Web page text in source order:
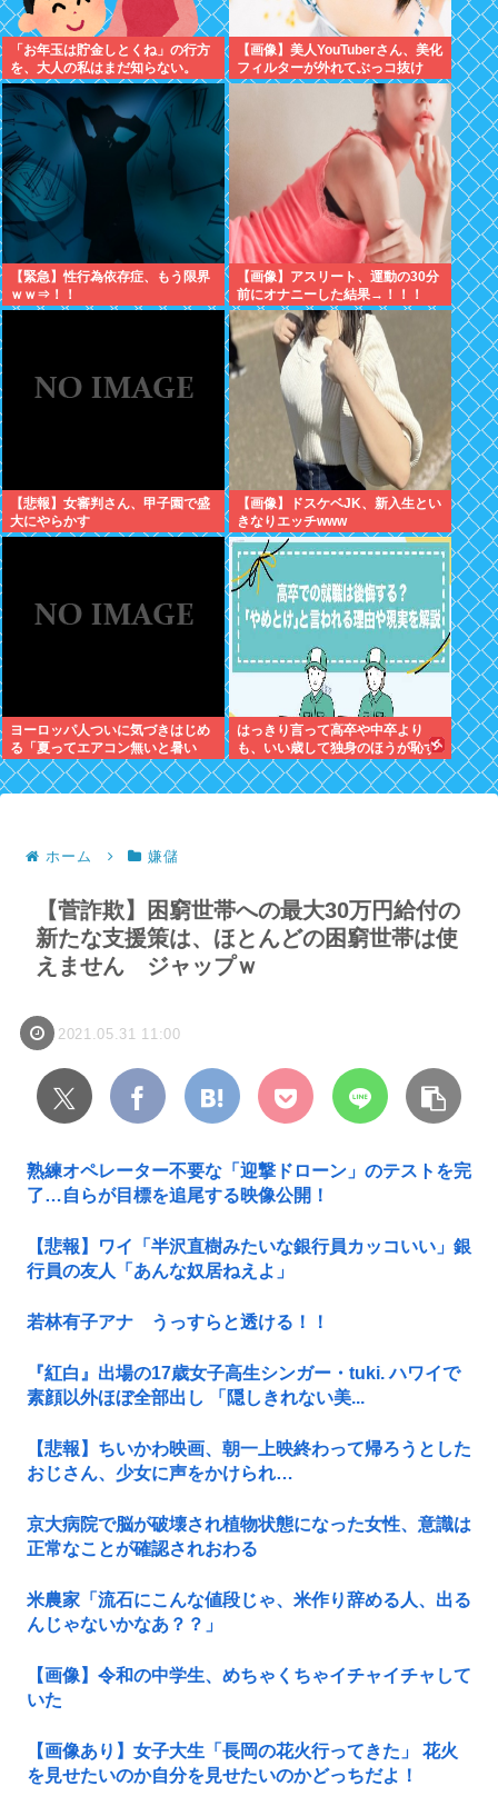
「お年玉は貯金しとくね」の行方
を、大人の私はまだ知らない。
【画像】美人YouTuberさん、美化
フィルターが外れてぶっコ抜け
www
【緊急】性行為依存症、もう限界
ｗｗ⇒！！
【画像】アスリート、運動の30分
前にオナニーした結果→！！！
【悲報】女審判さん、甲子園で盛
大にやらかす
【画像】ドスケベJK、新入生とい
きなりエッチwww
ヨーロッパ人ついに気づきはじめ
る「夏ってエアコン無いと暑い
わ」
はっきり言って高卒や中卒より
も、いい歳して独身のほうが恥ず
かしいよな
ホーム 嫌儲
【菅詐欺】困窮世帯への最大30万円給付の
新たな支援策は、ほとんどの困窮世帯は使
えません ジャップｗ
2021.05.31 11:00
熟練オペレーター不要な「迎撃ドローン」のテストを完
了…自らが目標を追尾する映像公開！
【悲報】ワイ「半沢直樹みたいな銀行員カッコいい」銀
行員の友人「あんな奴居ねえよ」
若林有子アナ うっすらと透ける！！
『紅白』出場の17歳女子高生シンガー・tuki. ハワイで
素顔以外ほぼ全部出し 「隠しきれない美...
【悲報】ちいかわ映画、朝一上映終わって帰ろうとした
おじさん、少女に声をかけられ…
京大病院で脳が破壊され植物状態になった女性、意識は
正常なことが確認されおわる
米農家「流石にこんな値段じゃ、米作り辞める人、出る
んじゃないかなあ？？」
【画像】令和の中学生、めちゃくちゃイチャイチャして
いた
【画像あり】女子大生「長岡の花火行ってきた」 花火
を見せたいのか自分を見せたいのかどっちだよ！